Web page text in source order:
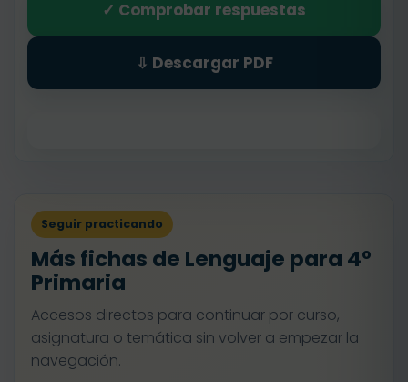
✓ Comprobar respuestas
⇩ Descargar PDF
Seguir practicando
Más fichas de Lenguaje para 4º
Primaria
Accesos directos para continuar por curso,
asignatura o temática sin volver a empezar la
navegación.